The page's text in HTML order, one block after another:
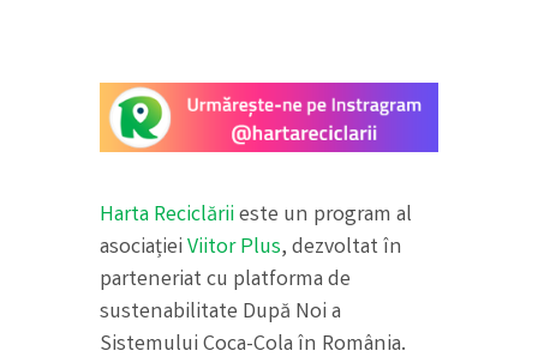
Harta Reciclăriieste un program al
asociațieiViitor Plus, dezvoltat în
parteneriat cu platforma de
sustenabilitate După Noi a
Sistemului Coca-Cola în România.